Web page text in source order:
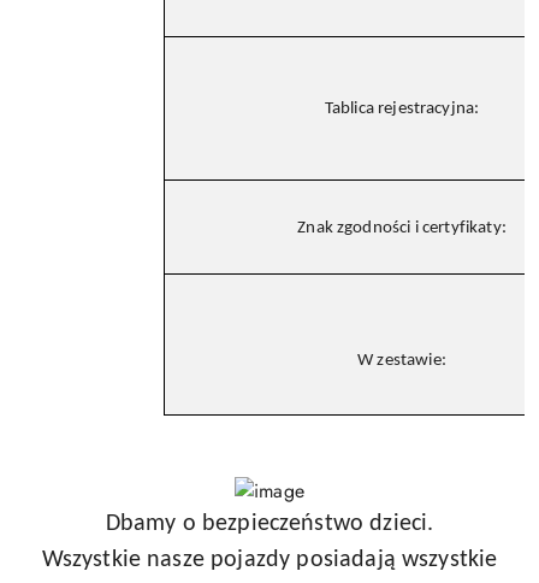
Tablica rejestracyjna:
Znak zgodności i certyfikaty:
W zestawie:
Dbamy o bezpieczeństwo dzieci.
Wszystkie nasze pojazdy posiadają wszystkie